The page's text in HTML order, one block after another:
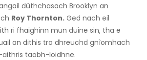
dùthchasach Brooklyn an
Roy Thornton. Ged nach eil
ri fhaighinn mun duine sin, tha e
an dithis tro dhreuchd gnìomhach
taobh-loidhne.